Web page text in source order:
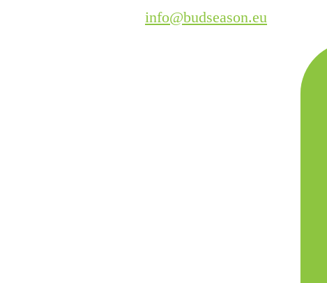
info@budseason.eu